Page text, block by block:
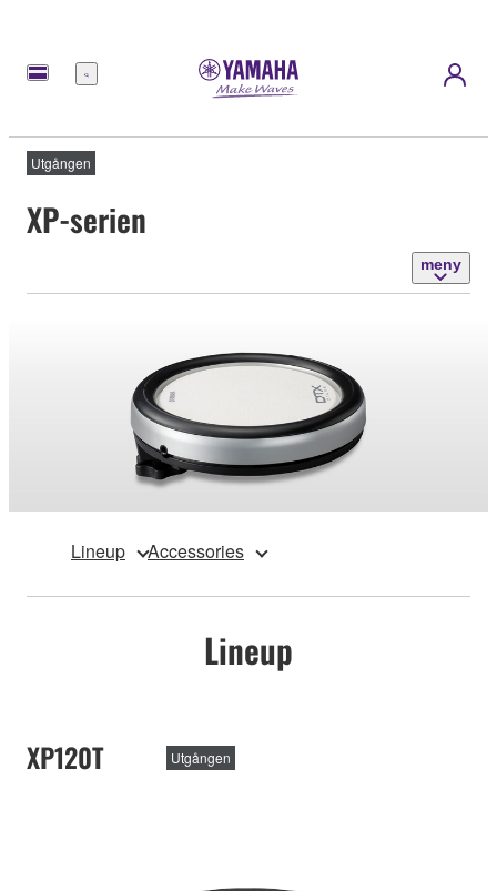
meny
Utgången
XP-serien
meny
Lineup Accessories
Lineup
XP120T Utgången